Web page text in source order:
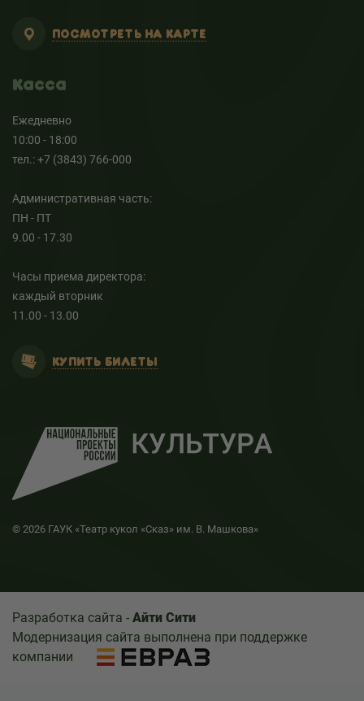
ПОСМОТРЕТЬ НА КАРТЕ
Касса
Ежедневно
10:00 - 18:00
тел.: +7 (3843) 766-000
Административная часть:
ПН - ПТ
9.00 - 17.30
Часы приема директора:
каждый вторник
11.00 - 13.00
КУПИТЬ БИЛЕТЫ
© 2026 ГАУК «Театр кукол «Сказ» им. В. Машкова»
Разработка сайта - Айти Сити
Модернизация сайта выполнена при поддержке
компании